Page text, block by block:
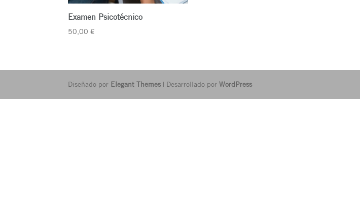
Examen Psicotécnico
50,00€
Diseñado por Elegant Themes | Desarrollado porWordPress